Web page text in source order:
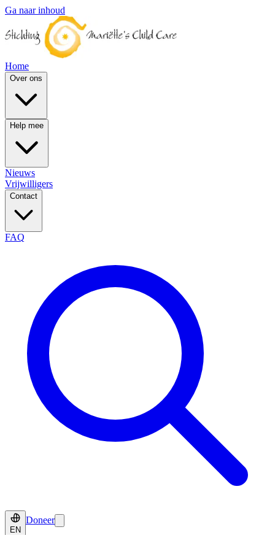
Ga naar inhoud
Home
Over ons
Help mee
Nieuws
Vrijwilligers
Contact
FAQ
EN
Doneer